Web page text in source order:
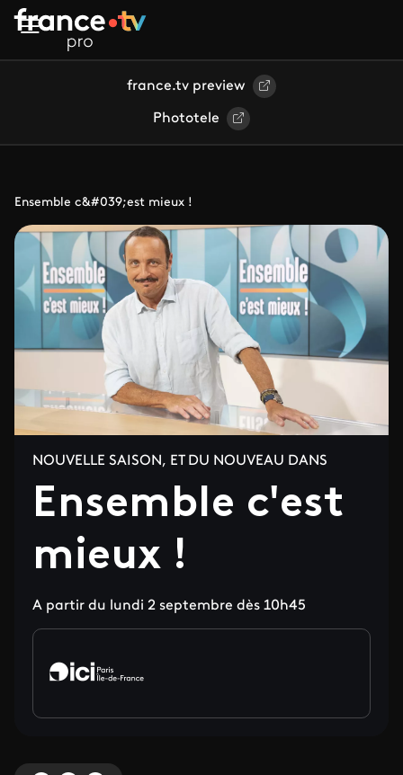
Aller au contenu principal
france.tv preview
Phototele
Ensemble c&#039;est mieux !
NOUVELLE SAISON, ET DU NOUVEAU DANS
Ensemble c'est
mieux !
A partir du lundi 2 septembre dès 10h45